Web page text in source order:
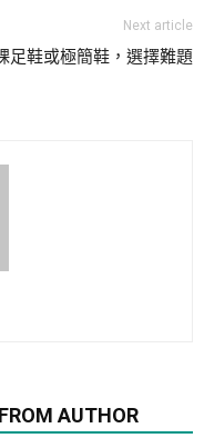
Next article
足鞋或極簡鞋，選擇難題
AUTHOR